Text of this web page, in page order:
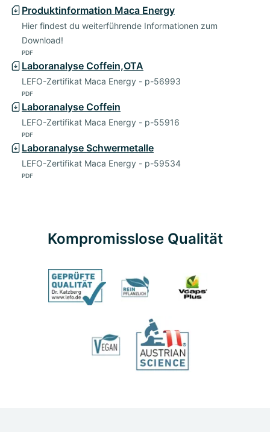
Produktinformation Maca Energy
Hier findest du weiterführende Informationen zum
Download!
PDF
Laboranalyse Coffein,OTA
LEFO-Zertifikat Maca Energy - p-56993
PDF
Laboranalyse Coffein
LEFO-Zertifikat Maca Energy - p-55916
PDF
Laboranalyse Schwermetalle
LEFO-Zertifikat Maca Energy - p-59534
PDF
Kompromisslose Qualität